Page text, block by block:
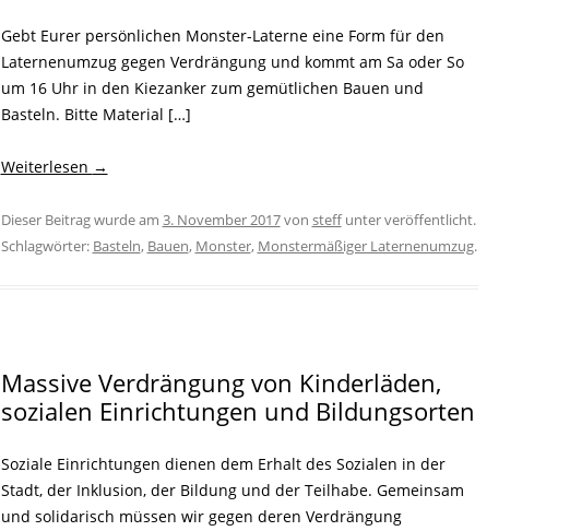
Gebt Eurer persönlichen Monster-Laterne eine Form für den
Laternenumzug gegen Verdrängung und kommt am Sa oder So
um 16 Uhr in den Kiezanker zum gemütlichen Bauen und
Basteln. Bitte Material […]
Weiterlesen →
Dieser Beitrag wurde am 3. November 2017von steffunter veröffentlicht.
Schlagwörter: Basteln, Bauen, Monster, Monstermäßiger Laternenumzug.
Massive Verdrängung von Kinderläden,
sozialen Einrichtungen und Bildungsorten
Soziale Einrichtungen dienen dem Erhalt des Sozialen in der
Stadt, der Inklusion, der Bildung und der Teilhabe. Gemeinsam
und solidarisch müssen wir gegen deren Verdrängung